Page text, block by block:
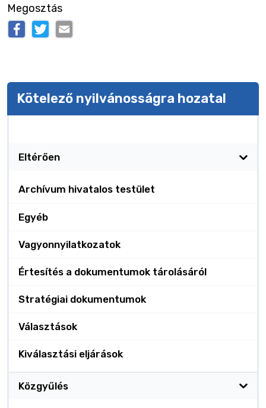
Megosztás
Kötelező nyilvánosságra hozatal
Eltérően
Archívum hivatalos testület
Egyéb
Vagyonnyilatkozatok
Értesítés a dokumentumok tárolásáról
Stratégiai dokumentumok
Választások
Kiválasztási eljárások
Közgyűlés